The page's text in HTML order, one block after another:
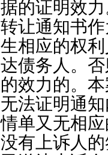
据的证明效
转让通知书
生相应的权
达债务人。
的效力的。
无法证明通
情单又无相
没有上诉人